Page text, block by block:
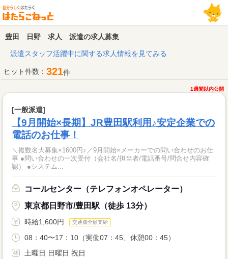
豊田 日野 求人 派遣の求人募集
派遣スタッフ活躍中に関する求人情報を見てみる
ヒット件数： 321件
1週間以内公開
[一般派遣]
【9月開始×長期】JR豊田駅利用♪安定企業での
電話のお仕事！
＼複数名大募集×1600円♪／9月開始×メーカーでの問い合わせのお仕
事 ●問い合わせの一次受付（会社名/担当者/電話番号/問合せ内容確
認） ●システム...
コールセンター（テレフォンオペレーター）
東京都日野市/豊田駅（徒歩 13分）
時給1,600円 交通費全額支給
08：40〜17：10（実働07：45、休憩00：45）
土曜日 日曜日 祝日